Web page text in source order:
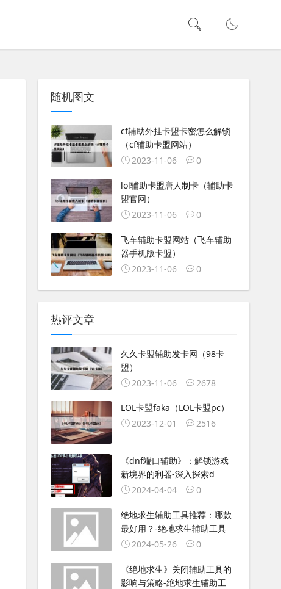
随机图文
cf辅助外挂卡盟卡密怎么解锁
（cf辅助卡盟网站）
2023-11-06
0
lol辅助卡盟唐人制卡（辅助卡
盟官网）
2023-11-06
0
飞车辅助卡盟网站（飞车辅助
器手机版卡盟）
2023-11-06
0
热评文章
久久卡盟辅助发卡网（98卡
盟）
2023-11-06
2678
LOL卡盟faka（LOL卡盟pc）
2023-12-01
2516
《dnf端口辅助》：解锁游戏
新境界的利器-深入探索d
2024-04-04
0
绝地求生辅助工具推荐：哪款
最好用？-绝地求生辅助工具
2024-05-26
0
《绝地求生》关闭辅助工具的
影响与策略-绝地求生辅助工